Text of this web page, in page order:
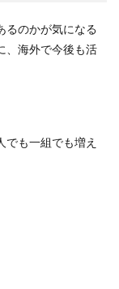
るのかが気になる
、海外で今後も活
でも一組でも増え